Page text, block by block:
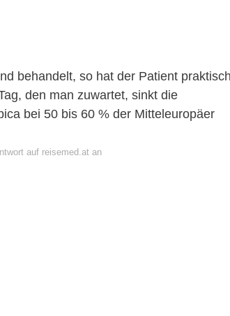
behandelt, so hat der Patient praktisch
den man zuwartet, sinkt die
bei 50 bis 60 % der Mitteleuropäer
auf reisemed.at an